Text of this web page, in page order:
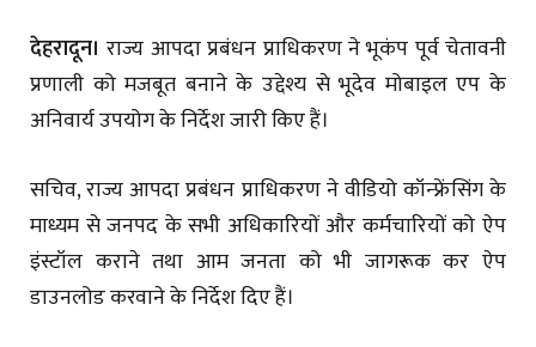
देहरादून। राज्य आपदा प्रबंधन प्राधिकरण ने भूकंप पूर्व चेतावनी
प्रणाली को मजबूत बनाने के उद्देश्य से भूदेव मोबाइल एप के
अनिवार्य उपयोग के निर्देश जारी किए हैं।
सचिव, राज्य आपदा प्रबंधन प्राधिकरण ने वीडियो कॉन्फ्रेंसिंग के
माध्यम से जनपद के सभी अधिकारियों और कर्मचारियों को ऐप
इंस्टॉल कराने तथा आम जनता को भी जागरूक कर ऐप
डाउनलोड करवाने के निर्देश दिए हैं।